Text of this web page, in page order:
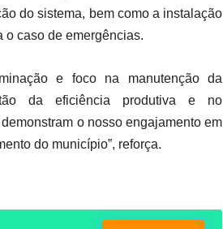
do sistema, bem como a instalação
o caso de emergências.
e foco na manutenção da
da eficiência produtiva e no
o nosso engajamento em
do município”, reforça.